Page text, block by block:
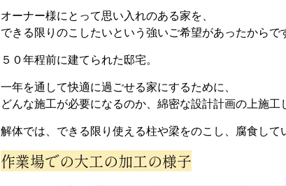
オーナー様にとって思い入れのある家を、
できる限りのこしたいという強いご希望があったからで
５０年程前に建てられた邸宅。
一年を通して快適に過ごせる家にするために、
どんな施工が必要になるのか、綿密な設計計画の上施工
解体では、できる限り使える柱や梁をのこし、腐食し
作業場での大工の加工の様子